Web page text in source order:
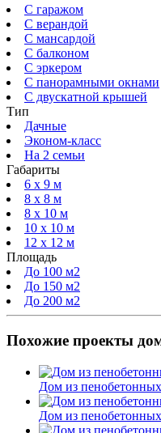
С гаражом
С верандой
С мансардой
С балконом
C эркером
С панорамными окнами
С двускатной крышей
Тип
Дачные
Эконом-класс
На 2 семьи
Габариты
6 x 9 м
8 x 8 м
8 x 10 м
10 x 10 м
12 x 12 м
Площадь
До 100 м2
До 150 м2
До 200 м2
Похожие проекты
Дом из
Дом из